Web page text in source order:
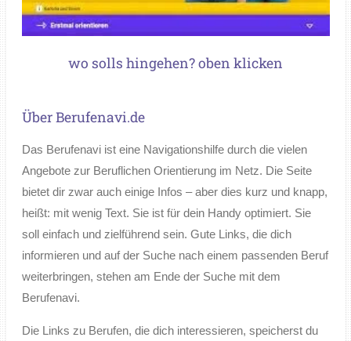
wo solls hingehen? oben klicken
Über Berufenavi.de
Das Berufenavi ist eine Navigationshilfe durch die vielen
Angebote zur Beruflichen Orientierung im Netz. Die Seite
bietet dir zwar auch einige Infos – aber dies kurz und knapp,
heißt: mit wenig Text. Sie ist für dein Handy optimiert. Sie
soll einfach und zielführend sein. Gute Links, die dich
informieren und auf der Suche nach einem passenden Beruf
weiterbringen, stehen am Ende der Suche mit dem
Berufenavi.
Die Links zu Berufen, die dich interessieren, speicherst du